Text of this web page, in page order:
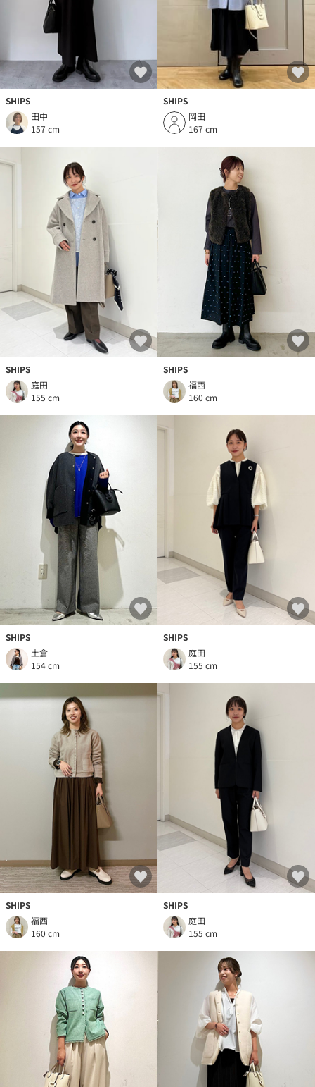
SHIPS
田中
157 cm
SHIPS
岡田
167 cm
SHIPS
庭田
155 cm
SHIPS
福西
160 cm
SHIPS
土倉
154 cm
SHIPS
庭田
155 cm
SHIPS
福西
160 cm
SHIPS
庭田
155 cm